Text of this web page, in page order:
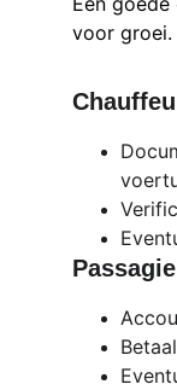
voor groei.